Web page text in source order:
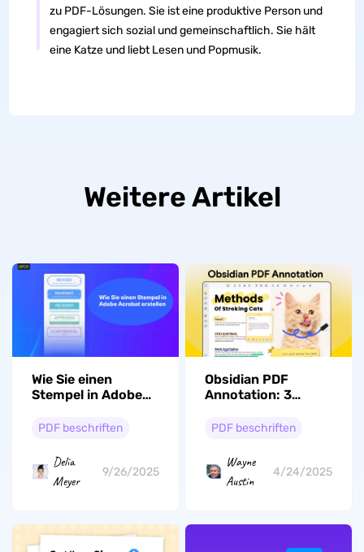
zu PDF-Lösungen. Sie ist eine produktive Person und
engagiert sich sozial und gemeinschaftlich. Sie hält
eine Katze und liebt Lesen und Popmusik.
Weitere Artikel
Wie Sie einen
Stempel in Adobe
3 Schritte!
PDF beschriften
Delia
Meyer
9/26/2025
Obsidian PDF
Annotation: 3
PDF-Anmerkung
PDF beschriften
Wayne
Austin
4/24/2025